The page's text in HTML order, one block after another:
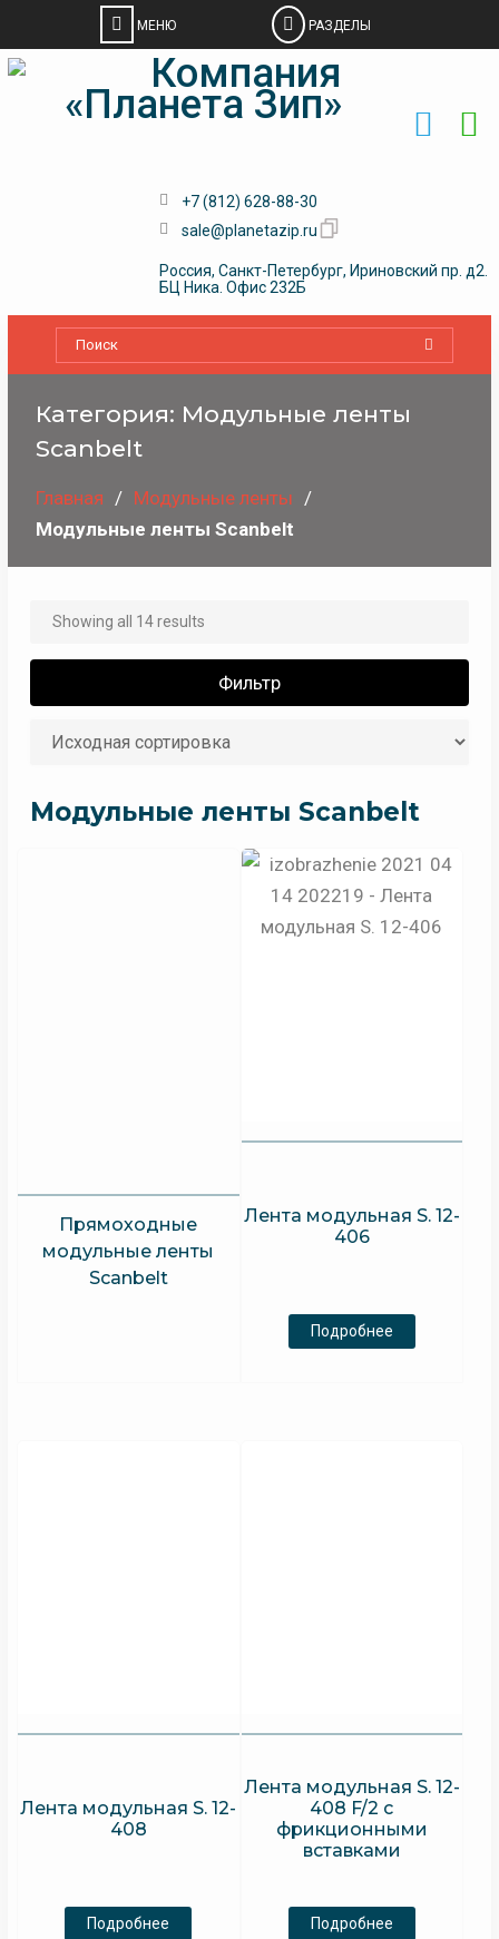
Skip
+7 (812) 628-88-30
sale@planetazip.ru
Россия, Санкт-Петербург, Ириновский пр. д2.
БЦ Ника. Офис 232Б
Категория: Модульные ленты
Scanbelt
Главная
Модульные ленты
Модульные ленты Scanbelt
Showing all 14 results
Фильтр
Модульные ленты Scanbelt
Прямоходные
модульные ленты
Scanbelt
Лента модульная S. 12-
406
Подробнее
Лента модульная S. 12-
408
Подробнее
Лента модульная S. 12-
408 F/2 с
фрикционными
вставками
Подробнее